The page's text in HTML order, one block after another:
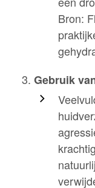
Bron:
Gebruik